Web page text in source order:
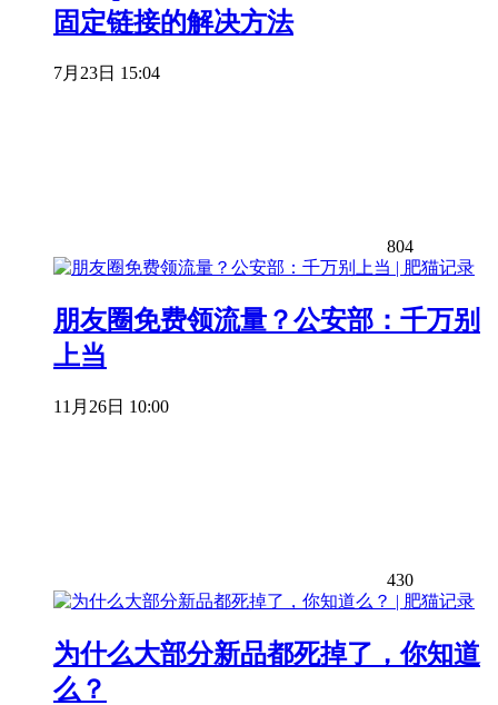
固定链接的解决方法
7月23日 15:04
804
朋友圈免费领流量？公安部：千万别
上当
11月26日 10:00
430
为什么大部分新品都死掉了，你知道
么？